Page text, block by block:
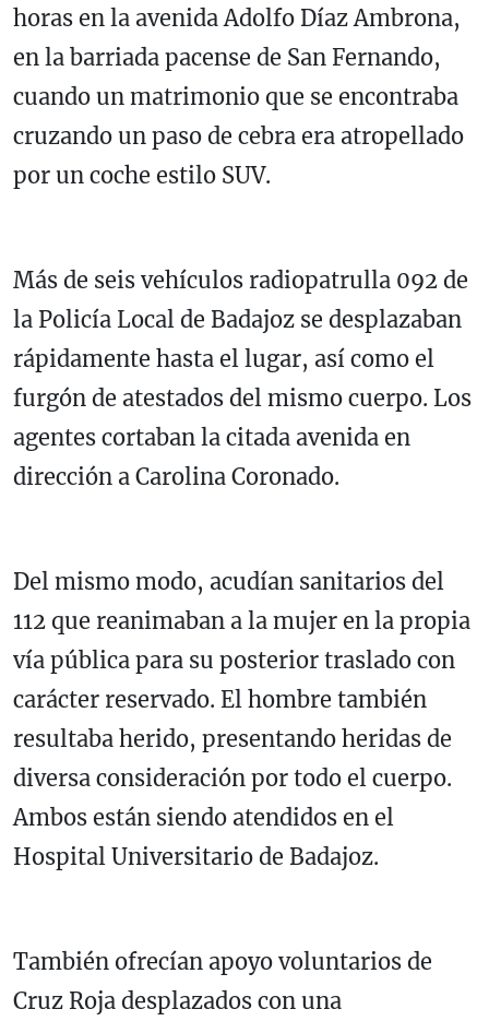
horas en la avenida Adolfo Díaz Ambrona,
en la barriada pacense de San Fernando,
cuando un matrimonio que se encontraba
cruzando un paso de cebra era atropellado
por un coche estilo SUV.
Más de seis vehículos radiopatrulla 092 de
la Policía Local de Badajoz se desplazaban
rápidamente hasta el lugar, así como el
furgón de atestados del mismo cuerpo. Los
agentes cortaban la citada avenida en
dirección a Carolina Coronado.
Del mismo modo, acudían sanitarios del
112 que reanimaban a la mujer en la propia
vía pública para su posterior traslado con
carácter reservado. El hombre también
resultaba herido, presentando heridas de
diversa consideración por todo el cuerpo.
Ambos están siendo atendidos en el
Hospital Universitario de Badajoz.
También ofrecían apoyo voluntarios de
Cruz Roja desplazados con una